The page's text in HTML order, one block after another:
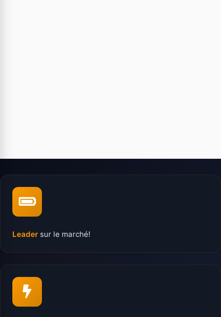
Leader sur le marché!